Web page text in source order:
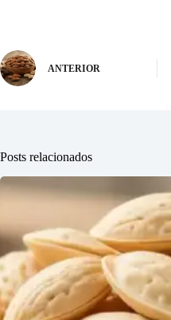
ANTERIOR
Posts relacionados